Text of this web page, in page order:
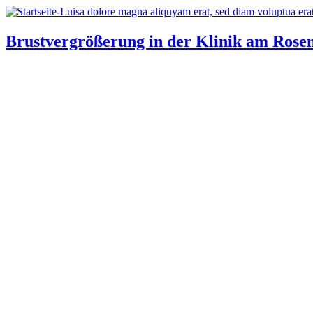
Brustvergrößerung in der Klinik am